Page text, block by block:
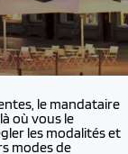
le mandataire
où vous le
les modalités et
modes de